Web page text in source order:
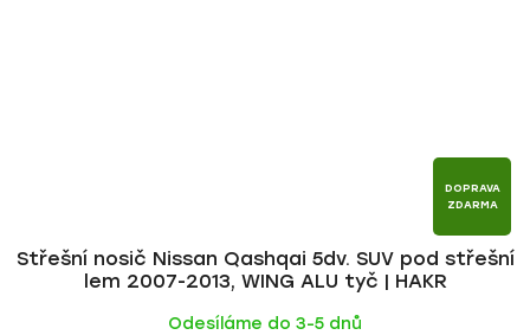
DOPRAVA
ZDARMA
Střešní nosič Nissan Qashqai 5dv. SUV pod střešní
lem 2007-2013, WING ALU tyč | HAKR
Odesíláme do 3-5 dnů